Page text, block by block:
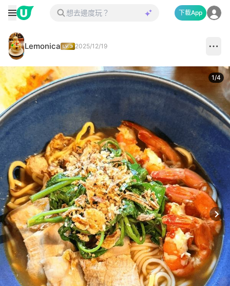
下載App
Lemonica 2025/12/19
1/4